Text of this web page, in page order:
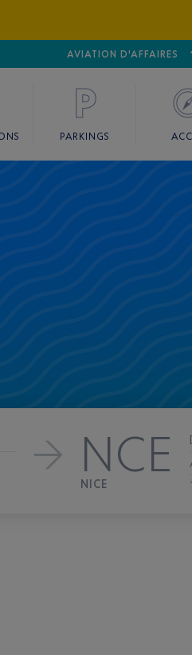
AVIATION D'AFFAIRES
CANNES MANDELIEU
PARKINGS
NCE
NICE